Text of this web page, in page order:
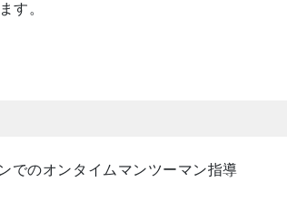
す。
でのオンタイムマンツーマン指導